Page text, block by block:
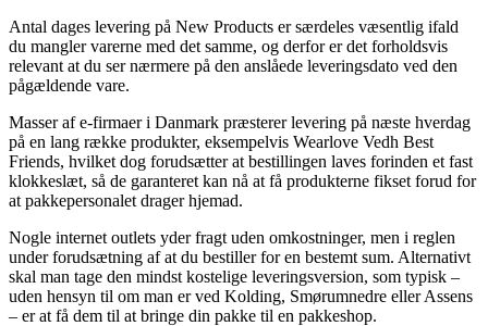
Antal dages levering på New Products er særdeles væsentlig ifald
du mangler varerne med det samme, og derfor er det forholdsvis
relevant at du ser nærmere på den anslåede leveringsdato ved den
pågældende vare.
Masser af e-firmaer i Danmark præsterer levering på næste hverdag
på en lang række produkter, eksempelvis Wearlove Vedh Best
Friends, hvilket dog forudsætter at bestillingen laves forinden et fast
klokkeslæt, så de garanteret kan nå at få produkterne fikset forud for
at pakkepersonalet drager hjemad.
Nogle internet outlets yder fragt uden omkostninger, men i reglen
under forudsætning af at du bestiller for en bestemt sum. Alternativt
skal man tage den mindst kostelige leveringsversion, som typisk –
uden hensyn til om man er ved Kolding, Smørumnedre eller Assens
– er at få dem til at bringe din pakke til en pakkeshop.